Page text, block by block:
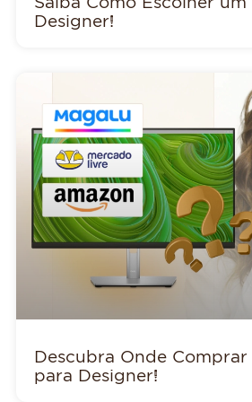
Designer!
Descubra Onde
para Designer!